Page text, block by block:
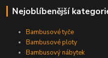
Nejoblíbenější
Bambusové tyče
Bambusové ploty
Bambusový nábytek